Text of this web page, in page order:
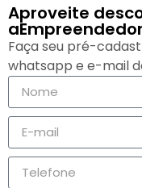
Aproveite
Faça seu pré-
whatsapp e e-mail